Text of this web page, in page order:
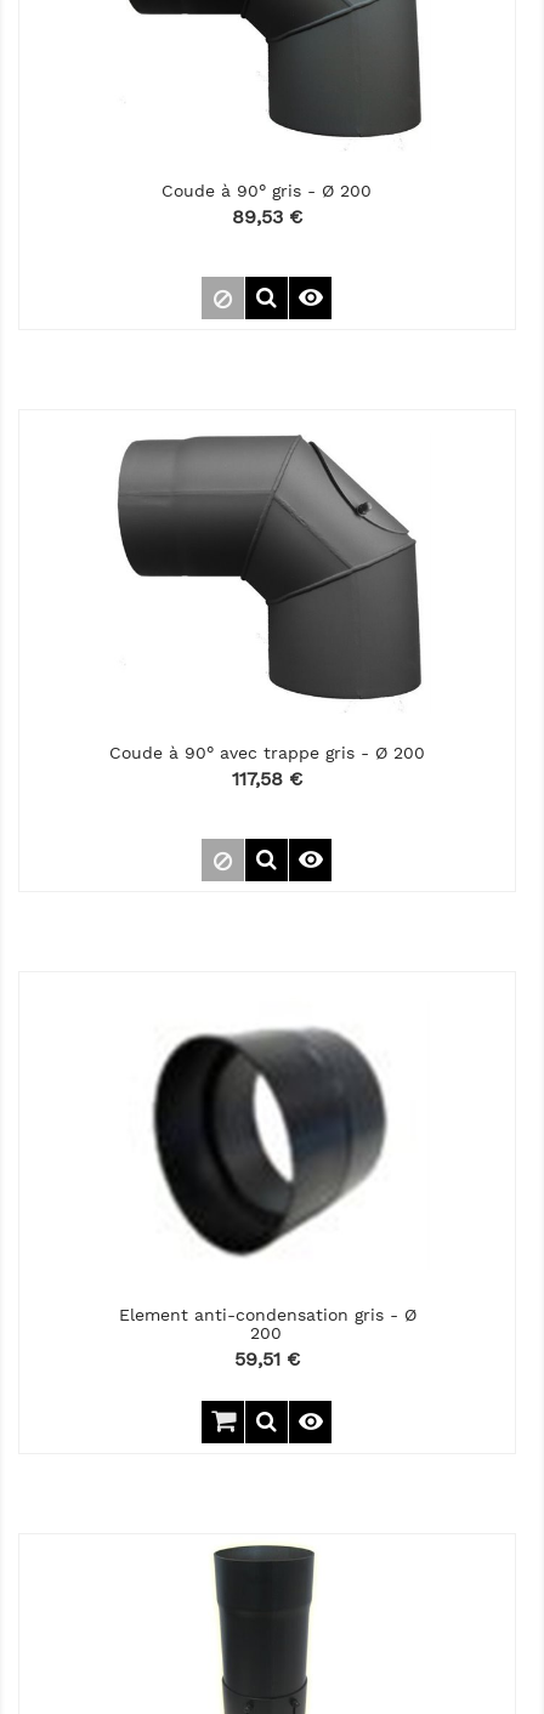
Coude à 90° gris - Ø 200
Prix
89,53 €

Coude à 90° avec trappe gris - Ø 200
Prix
117,58 €

Element anti-condensation gris - Ø
200
Prix
59,51 €
